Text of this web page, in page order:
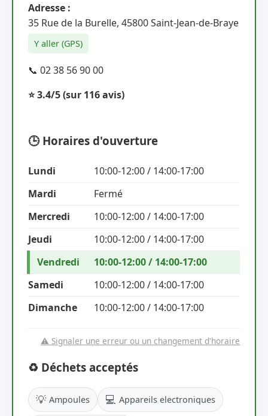
Adresse :
35 Rue de la Burelle, 45800 Saint-Jean-de-Braye
Y aller (GPS)
📞 02 38 56 90 00
⭐ 3.4/5(sur 116 avis)
🕒 Horaires d'ouverture
Lundi
10:00-12:00 / 14:00-17:00
Mardi
Fermé
Mercredi
10:00-12:00 / 14:00-17:00
Jeudi
10:00-12:00 / 14:00-17:00
Vendredi
10:00-12:00 / 14:00-17:00
Samedi
10:00-12:00 / 14:00-17:00
Dimanche
10:00-12:00 / 14:00-17:00
⚠️ Signaler une erreur ou un changement d'horaire
♻️ Déchets acceptés
💡 Ampoules 💻 Appareils electroniques